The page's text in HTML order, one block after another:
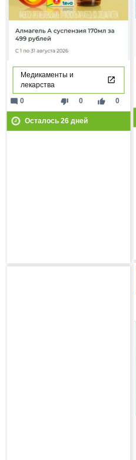
Медикаменты и
лекарства
thumb_down 0 thumb_up 0
mode_comment 0
Осталось 26дней